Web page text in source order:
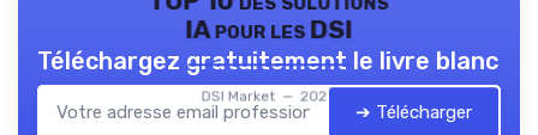
IA pour les DSI
DSI Market — 2026
Téléchargez gratuitement le livre blanc
➔ Télécharger